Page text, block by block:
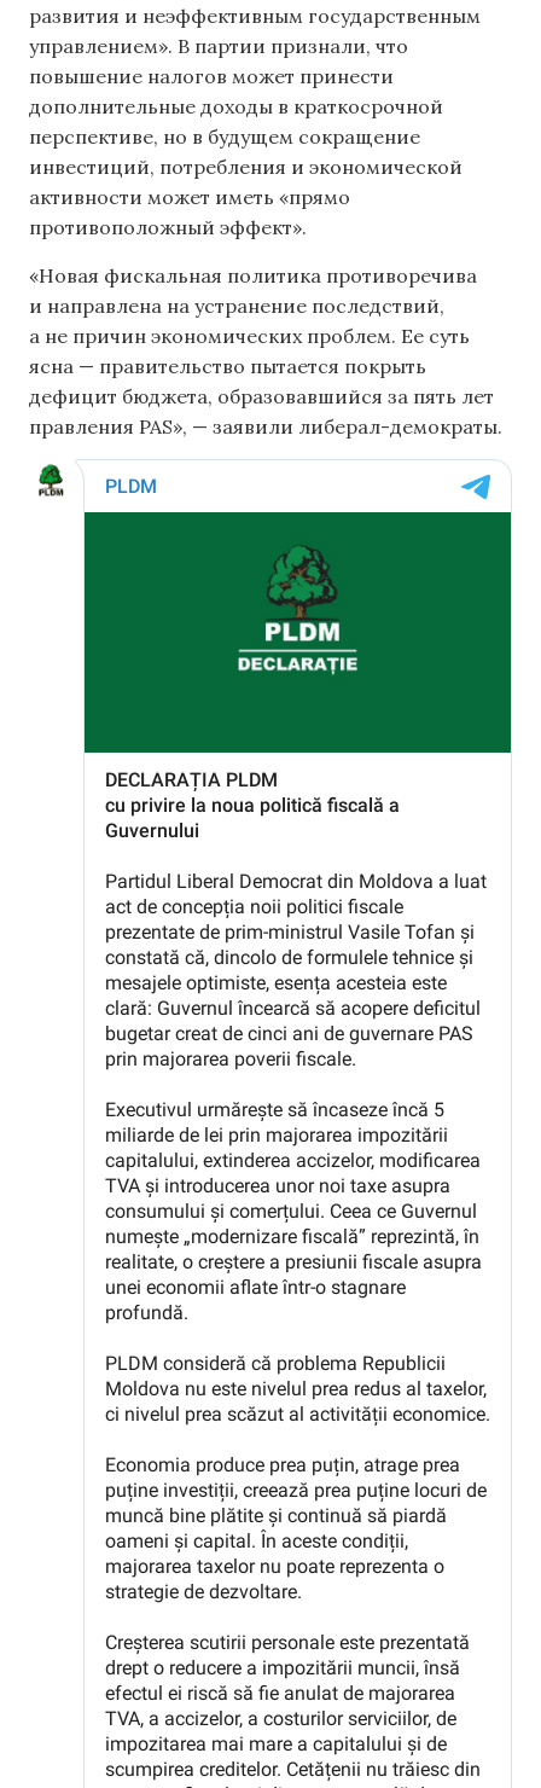
развития и неэффективным государственным
управлением». В партии признали, что
повышение налогов может принести
дополнительные доходы в краткосрочной
перспективе, но в будущем сокращение
инвестиций, потребления и экономической
активности может иметь «прямо
противоположный эффект».
«Новая фискальная политика противоречива
и направлена ​​на устранение последствий,
а не причин экономических проблем. Ее суть
ясна — правительство пытается покрыть
дефицит бюджета, образовавшийся за пять лет
правления PAS», — заявили либерал-демократы.